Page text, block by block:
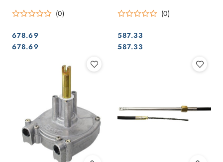
(0)
Cena:
678.69
Cena:
678.69
(0)
Cena:
587.33
Cena:
587.33